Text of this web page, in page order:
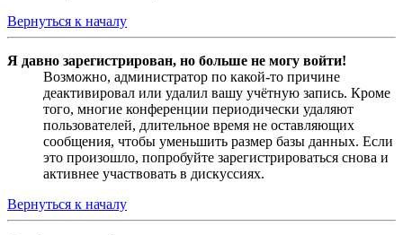
Вернуться к началу
Я давно зарегистрирован, но больше не могу войти!
Возможно, администратор по какой-то причине
деактивировал или удалил вашу учётную запись. Кроме
того, многие конференции периодически удаляют
пользователей, длительное время не оставляющих
сообщения, чтобы уменьшить размер базы данных. Если
это произошло, попробуйте зарегистрироваться снова и
активнее участвовать в дискуссиях.
Вернуться к началу